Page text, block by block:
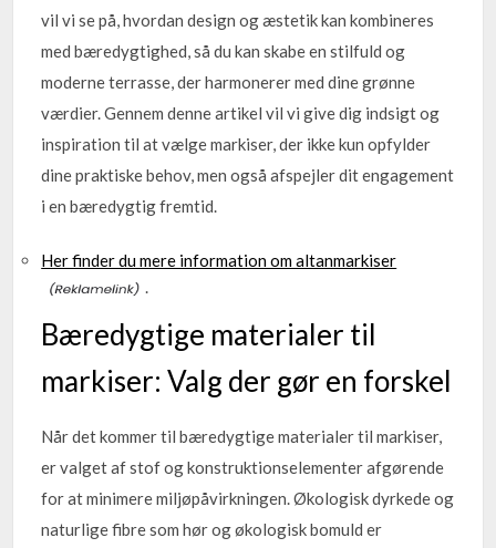
vil vi se på, hvordan design og æstetik kan kombineres
med bæredygtighed, så du kan skabe en stilfuld og
moderne terrasse, der harmonerer med dine grønne
værdier. Gennem denne artikel vil vi give dig indsigt og
inspiration til at vælge markiser, der ikke kun opfylder
dine praktiske behov, men også afspejler dit engagement
i en bæredygtig fremtid.
Her finder du mere information om altanmarkiser
Bæredygtige materialer til
markiser: Valg der gør en forskel
Når det kommer til bæredygtige materialer til markiser,
er valget af stof og konstruktionselementer afgørende
for at minimere miljøpåvirkningen. Økologisk dyrkede og
naturlige fibre som hør og økologisk bomuld er